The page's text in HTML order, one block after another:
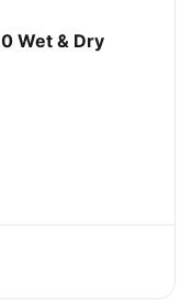
accu
Wet & Dry